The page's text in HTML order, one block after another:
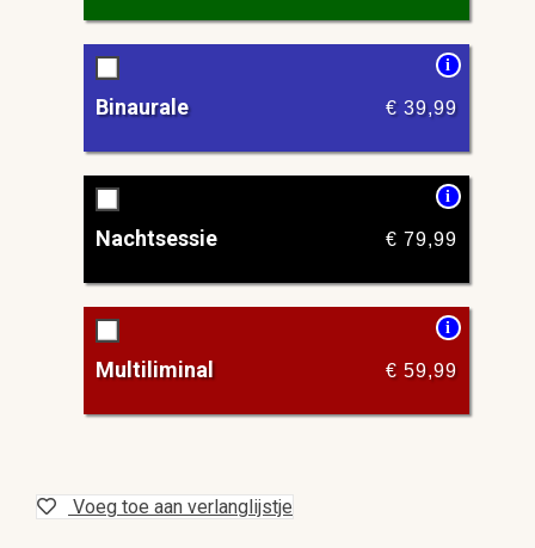
i
Binaurale € 39,99
i
Nachtsessie € 79,99
i
Multiliminal € 59,99
Voeg toe aan verlanglijstje